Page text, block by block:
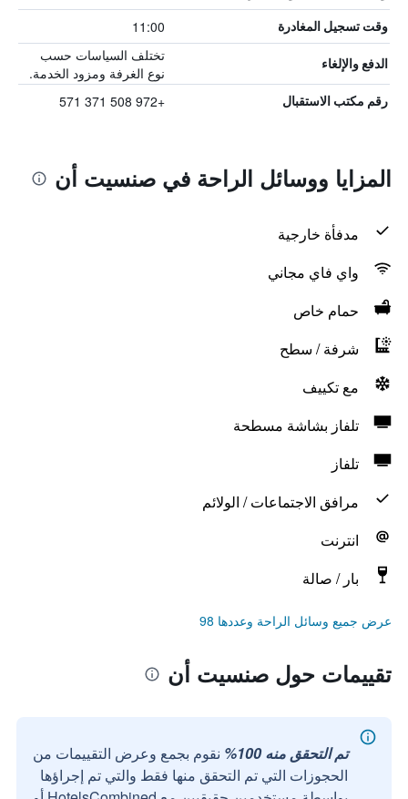
وقت تسجيل المغادرة 11:00
الدفع والإلغاء
تختلف السياسات حسب
نوع الغرفة ومزود الخدمة.
رقم مكتب الاستقبال +972 508 371 571
المزايا ووسائل الراحة في صنسيت أن
مدفأة خارجية
واي فاي مجاني
حمام خاص
شرفة / سطح
مع تكييف
تلفاز بشاشة مسطحة
تلفاز
مرافق الاجتماعات / الولائم
انترنت
بار / صالة
عرض جميع وسائل الراحة وعددها 98
تقييمات حول صنسيت أن
تم التحقق منه 100%
نقوم بجمع وعرض التقييمات من
الحجوزات التي تم التحقق منها فقط والتي تم إجراؤها